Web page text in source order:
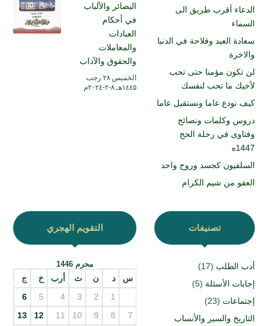
الدعاء أقرب طريق الى
السماء
سعادة العبد وفلاحة في الدنبا
والاخرة
لن تكون مؤمنا حتى تحب
لأخيك ما تحب لنفسك
كيف نودع عاما ونستقبل عاما
دروس وكلمات ونصائح
وفتاوى في رحلة الحج
1447ه
السلفيون كجسد وروح واحد
العفو من شيم الكرام
البصائر والألباب
في أحكام
العبادات
والمعاملات
والحقوق والآداب
الخميس ۲۸ رجب
۱٤٤۵هـ ۸-۲-۲۰۲٤م
تصنيفات
أدب الطلب (17)
إجابات الأسئلة (5)
إجتماعات (23)
التاريخ والسير والأنساب
التقويم الهجري
محرم 1446
س د ن ث أرب خ
ج
1
2
3
4
5
6
7
8
9
10
11
12
13